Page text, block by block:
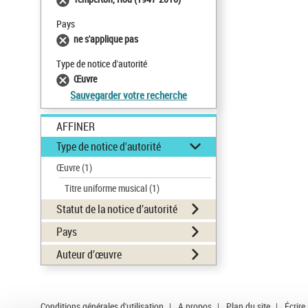
Pays
ne s'applique pas
Type de notice d'autorité
Œuvre
Sauvegarder votre recherche
AFFINER
Type de notice d'autorité
Œuvre(1)
Titre uniforme musical(1)
Statut de la notice d’autorité
Pays
Auteur d’œuvre